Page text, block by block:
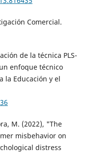
Comercial.
de la técnica PLS-
enfoque técnico
la Educación y el
M. (2022), "The
misbehavior on
distress